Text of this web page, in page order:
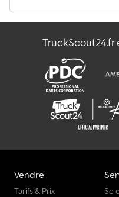
déchets. Spécialisée en
de 150 bennes, containers
S.E.&O Compte tenu du
Aurora invite à vérifier
personnel commercial.
TruckScout24.fr
Vendre
Tarifs & Prix Se